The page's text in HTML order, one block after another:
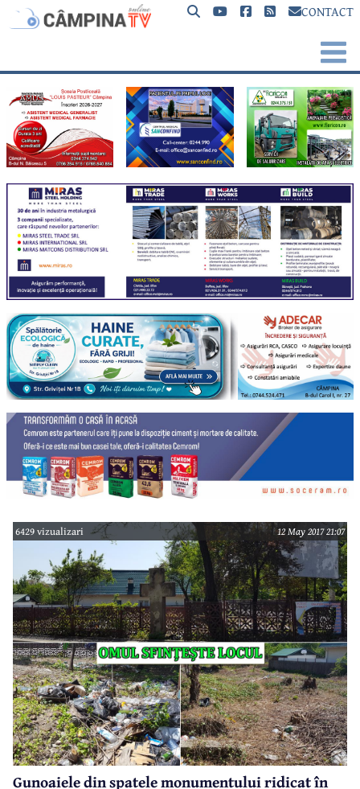
CONTACT
6429 vizualizari 12 May 2017 21:07
Gunoaiele din spatele monumentului ridicat în